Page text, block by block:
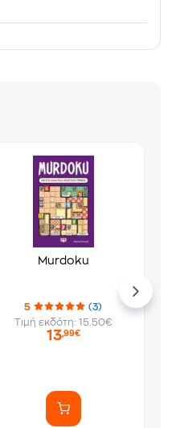
Murdoku
5
(3)
Τιμή εκδότη: 15.50€
13,99€